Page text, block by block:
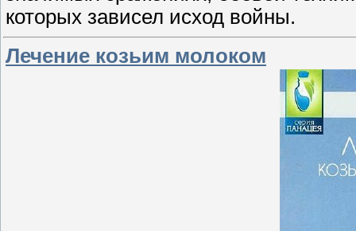
которых зависел исход войны.
Лечение козьим молоком